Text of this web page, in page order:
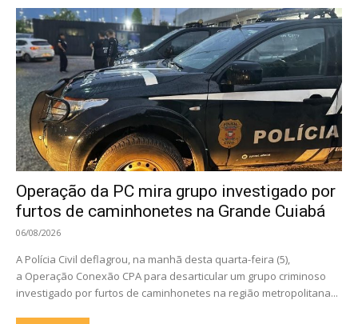
Operação da PC mira grupo investigado por
furtos de caminhonetes na Grande Cuiabá
06/08/2026
A Polícia Civil deflagrou, na manhã desta quarta-feira (5),
a Operação Conexão CPA para desarticular um grupo criminoso
investigado por furtos de caminhonetes na região metropolitana...